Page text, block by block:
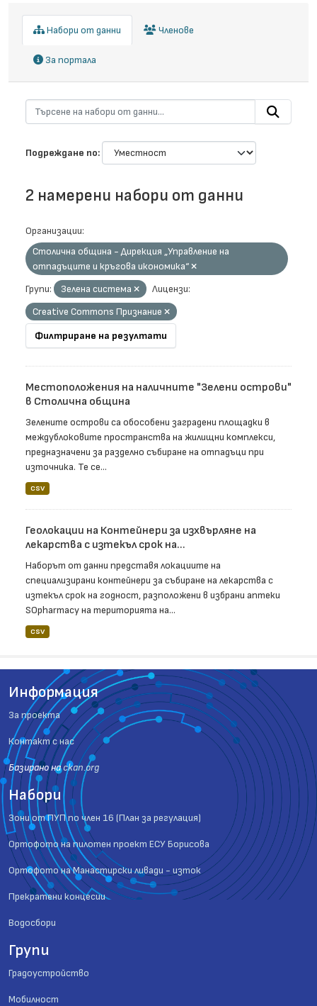
Набори от данни Членове
За портала
Подреждане по
2 намерени набори от данни
Организации:
Столична община - Дирекция „Управление на
отпадъците и кръгова икономика“
Групи:
Зелена система
Лицензи:
Creative Commons Признание
Филтриране на резултати
Местоположения на наличните "Зелени острови"
в Столична община
Зелените острови са обособени заградени площадки в
междублоковите пространства на жилищни комплекси,
предназначени за разделно събиране на отпадъци при
източника. Те се...
CSV
Геолокации на Контейнери за изхвърляне на
лекарства с изтекъл срок на...
Наборът от данни представя локациите на
специализирани контейнери за събиране на лекарства с
изтекъл срок на годност, разположени в избрани аптеки
SOpharmacy на територията на...
CSV
Информация
За проекта
Контакт с нас
Базиранo наckan.org
Набори
Зони от ПУП по член 16 (План за регулация)
Ортофото на пилотен проект ЕСУ Борисова
Ортофото на Манастирски ливади - изток
Прекратени концесии
Водосбори
Групи
Градоустройство
Мобилност